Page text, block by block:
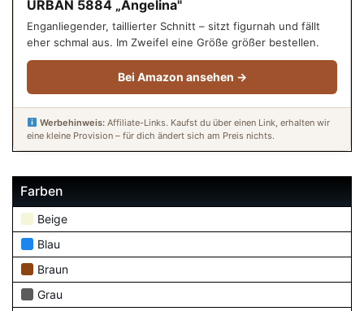
URBAN 5884 „Angelina"
Enganliegender, taillierter Schnitt – sitzt figurnah und fällt
eher schmal aus. Im Zweifel eine Größe größer bestellen.
Bei Amazon ansehen →
Werbehinweis:Affiliate-Links. Kaufst du über einen Link, erhalten wir
eine kleine Provision – für dich ändert sich am Preis nichts.
Farben
Beige
Blau
Braun
Grau